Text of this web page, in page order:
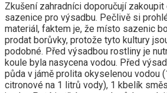
Zkušení zahradníci doporučují
sazenice pro výsadbu. Pečlivě si
materiál, faktem je, že místo sazenic
prodat borůvky, protože tyto kultury
podobné. Před výsadbou rostliny je
koule byla nasycena vodou. Před
půda v jámě prolita okyselenou vodou
citronové na 1 litrů vody), 1 kbelík